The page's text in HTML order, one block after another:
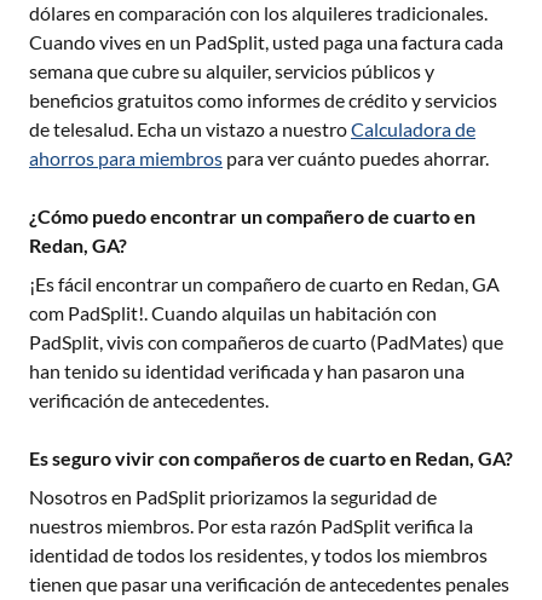
dólares en comparación con los alquileres tradicionales.
Cuando vives en un PadSplit, usted paga una factura cada
semana que cubre su alquiler, servicios públicos y
beneficios gratuitos como informes de crédito y servicios
de telesalud. Echa un vistazo a nuestroCalculadora de
ahorros para miembros para ver cuánto puedes ahorrar.
¿Cómo puedo encontrar un compañero de cuarto en
Redan, GA?
¡Es fácil encontrar un compañero de cuarto en Redan, GA
com PadSplit!. Cuando alquilas un habitación con
PadSplit, vivis con compañeros de cuarto (PadMates) que
han tenido su identidad verificada y han pasaron una
verificación de antecedentes.
Es seguro vivir con compañeros de cuarto en Redan, GA?
Nosotros en PadSplit priorizamos la seguridad de
nuestros miembros. Por esta razón PadSplit verifica la
identidad de todos los residentes, y todos los miembros
tienen que pasar una verificación de antecedentes penales